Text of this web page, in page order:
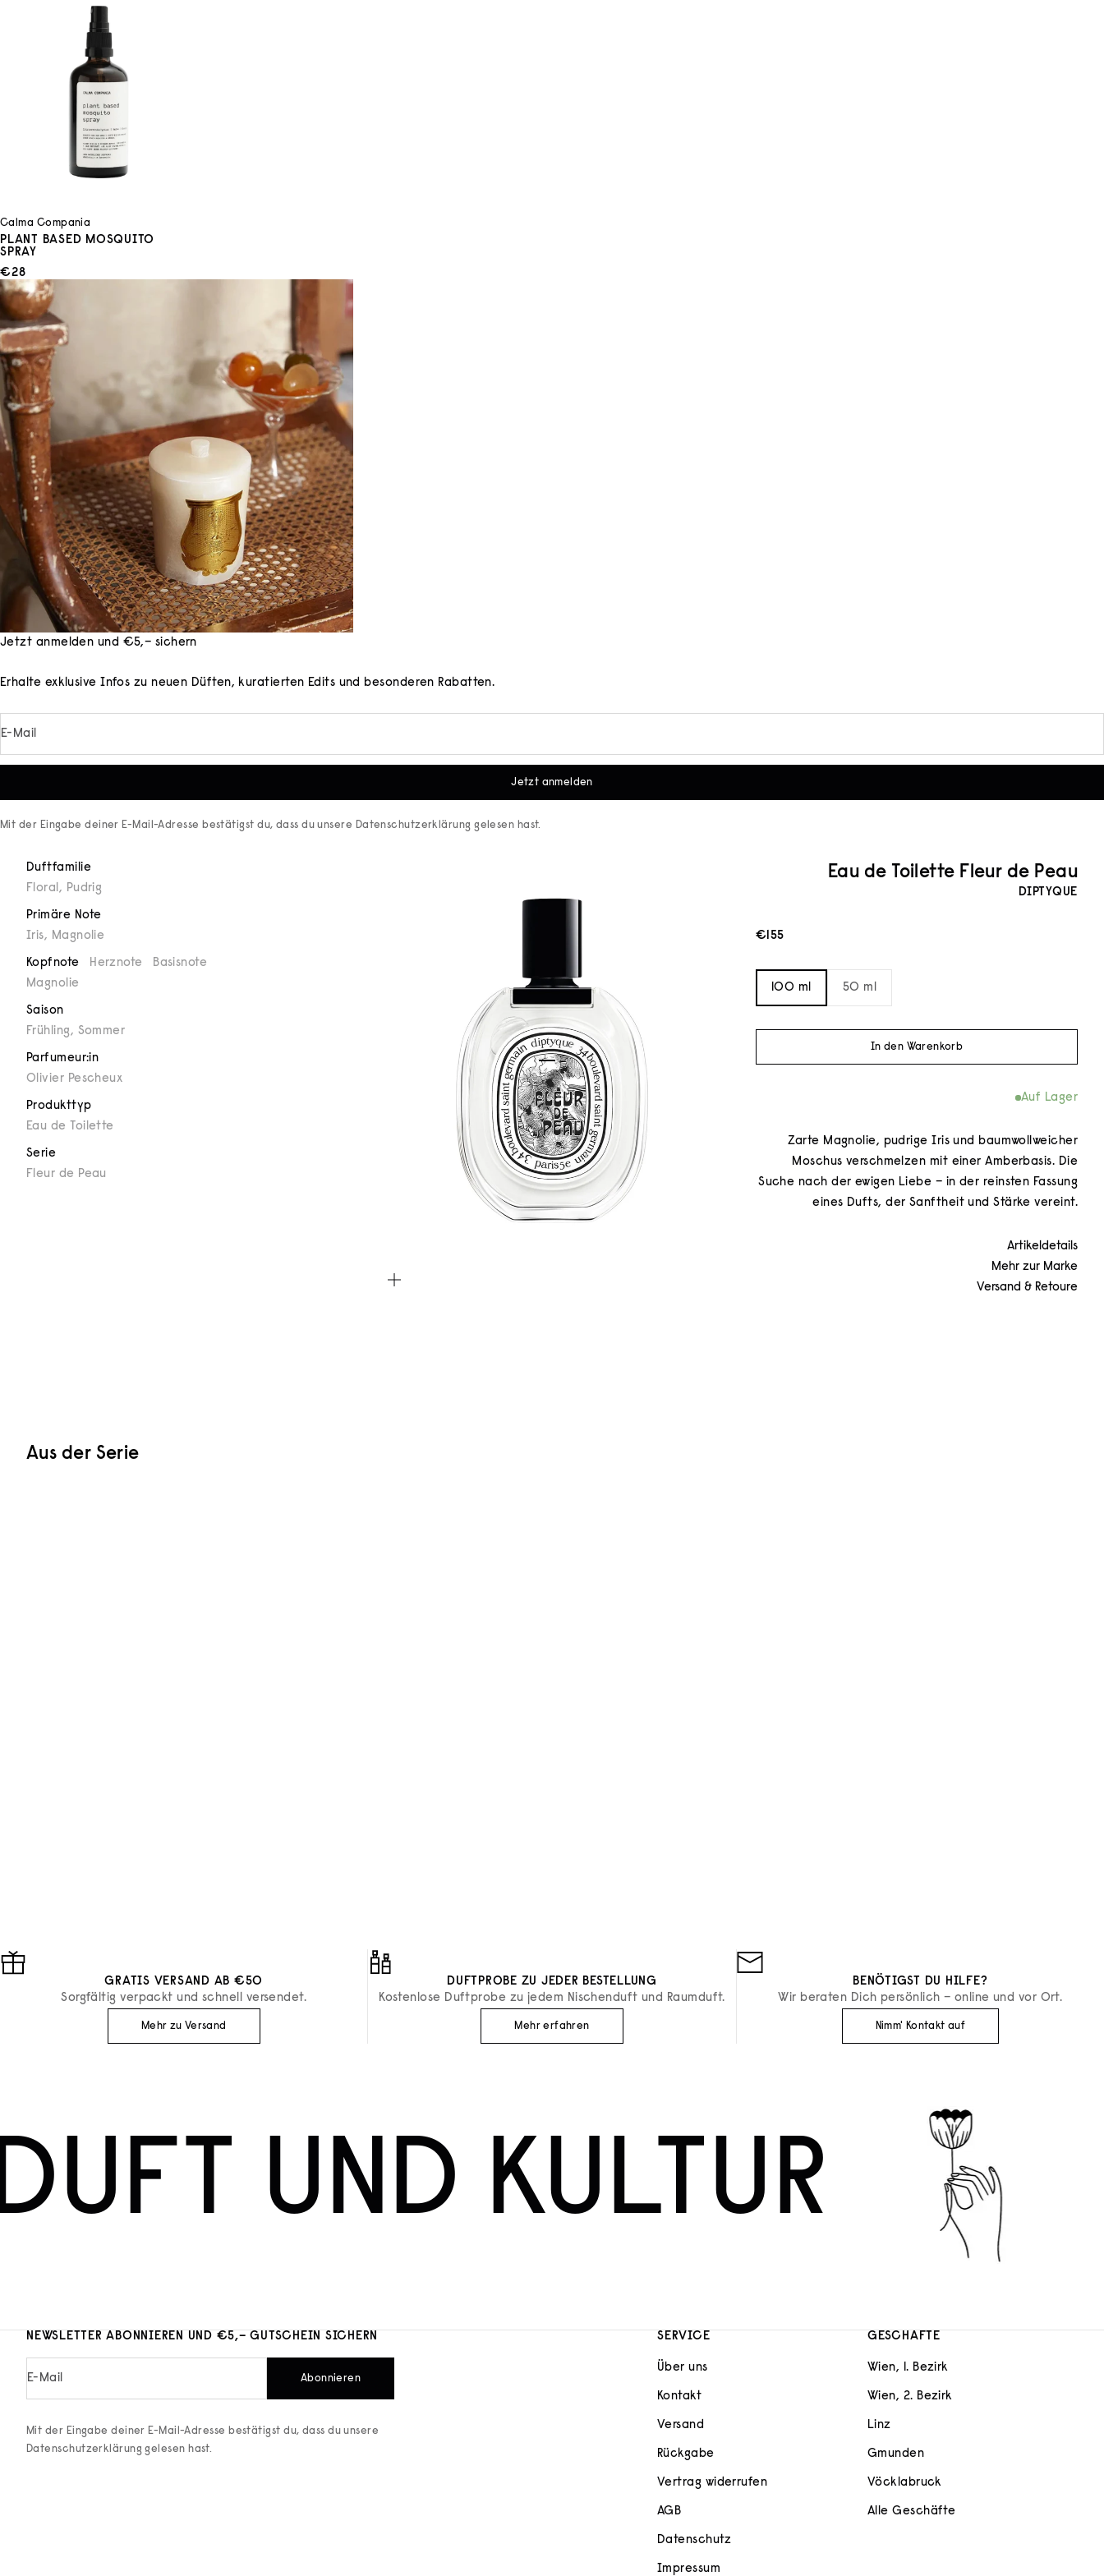
Calma Compania
PLANT BASED MOSQUITO
SPRAY
ANGEBOT
€28
Jetzt anmelden und €5,– sichern
Erhalte exklusive Infos zu neuen Düften, kuratierten Edits und besonderen Rabatten.
E-Mail
Jetzt anmelden
Mit der Eingabe deiner E-Mail-Adresse bestätigst du, dass du unsere Datenschutzerklärung gelesen hast.
Duftfamilie
Floral, Pudrig
Primäre Note
Iris, Magnolie
Kopfnote Herznote
Basisnote
Magnolie
Saison
Frühling, Sommer
Parfumeur:in
Olivier Pescheux
Produkttyp
Eau de Toilette
Serie
Fleur de Peau
Gehe zu Element 1
Gehe zu Element 2
Eau de Toilette Fleur de Peau
DIPTYQUE
Angebot
€155
100 ml 50 ml
In den Warenkorb
Auf Lager
Zarte Magnolie, pudrige Iris und baumwollweicher
Moschus verschmelzen mit einer Amberbasis. Die
Suche nach der ewigen Liebe – in der reinsten Fassung
eines Dufts, der Sanftheit und Stärke vereint.
Artikeldetails
Mehr zur Marke
Versand & Retoure
Aus der Serie
GRATIS VERSAND AB €50
Sorgfältig verpackt und schnell versendet.
Mehr zu Versand
DUFTPROBE ZU JEDER BESTELLUNG
Kostenlose Duftprobe zu jedem Nischenduft und Raumduft.
Mehr erfahren
BENÖTIGST DU HILFE?
Wir beraten Dich persönlich – online und vor Ort.
Nimm' Kontakt auf
UND KULTUR
NEWSLETTER ABONNIEREN UND €5,– GUTSCHEIN SICHERN
E-Mail Abonnieren
Mit der Eingabe deiner E-Mail-Adresse bestätigst du, dass du unsere
Datenschutzerklärung gelesen hast.
SERVICE
Über uns
Kontakt
Versand
Rückgabe
Vertrag widerrufen
AGB
Datenschutz
Impressum
GESCHÄFTE
Wien, 1. Bezirk
Wien, 2. Bezirk
Linz
Gmunden
Vöcklabruck
Alle Geschäfte